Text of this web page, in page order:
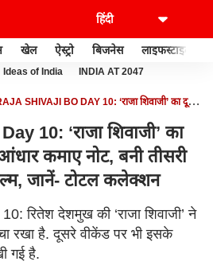
खेल ऐस्ट्रो बिजनेस लाइफस्टाइल
Ideas of India INDIA AT 2047
SHIVAJI BO DAY 10: ‘राजा शिवाजी’ का दूसरे
10: ‘राजा शिवाजी’ का
कमाए नोट, बनी तीसरी
जानें- टोटल कलेक्शन
रितेश देशमुख की ‘राजा शिवाजी’ ने
रखा है. दूसरे वीकेंड पर भी इसके
गई है.